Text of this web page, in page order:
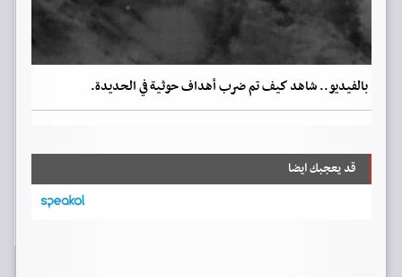
بالفيديو.. شاهد كيف تم ضرب أهداف حوثية في الحديدة.
قد يعجبك ايضا